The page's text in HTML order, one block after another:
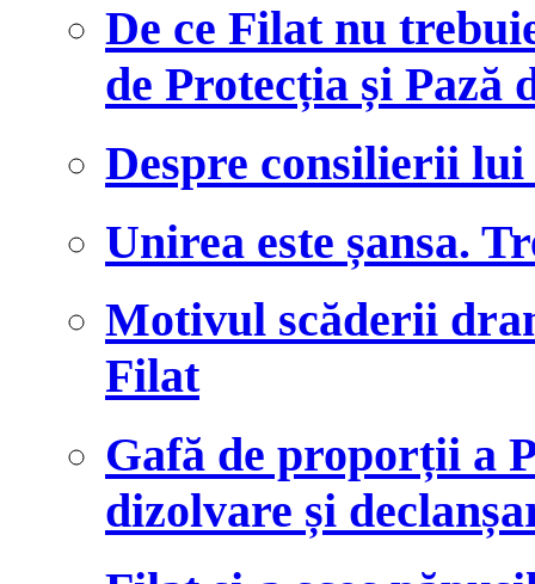
De ce Filat nu
de Protecția și Pază
Despre consilierii
Unirea este șansa.
Motivul scăderii
Filat
Gafă de proporții a
dizolvare și